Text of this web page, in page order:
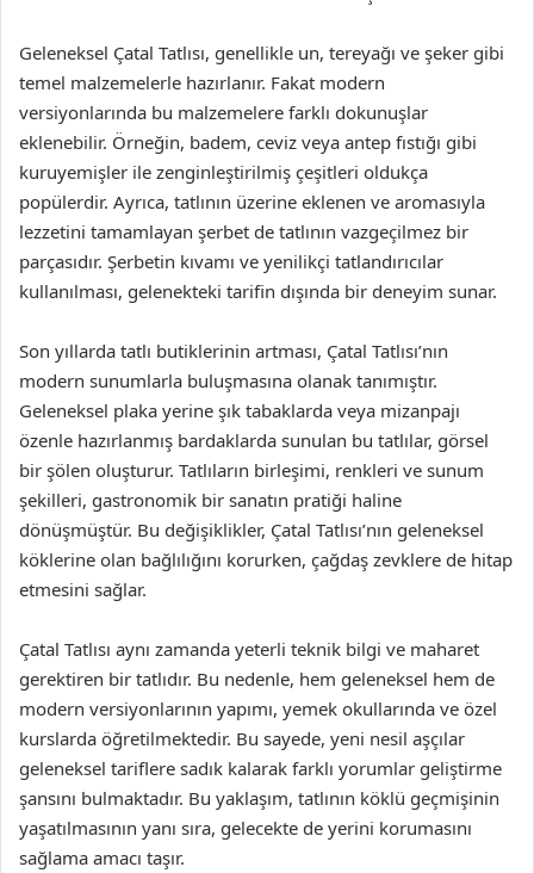
Geleneksel Çatal Tatlısı, genellikle un, tereyağı ve şeker gibi
temel malzemelerle hazırlanır. Fakat modern
versiyonlarında bu malzemelere farklı dokunuşlar
eklenebilir. Örneğin, badem, ceviz veya antep fıstığı gibi
kuruyemişler ile zenginleştirilmiş çeşitleri oldukça
popülerdir. Ayrıca, tatlının üzerine eklenen ve aromasıyla
lezzetini tamamlayan şerbet de tatlının vazgeçilmez bir
parçasıdır. Şerbetin kıvamı ve yenilikçi tatlandırıcılar
kullanılması, gelenekteki tarifin dışında bir deneyim sunar.
Son yıllarda tatlı butiklerinin artması, Çatal Tatlısı’nın
modern sunumlarla buluşmasına olanak tanımıştır.
Geleneksel plaka yerine şık tabaklarda veya mizanpajı
özenle hazırlanmış bardaklarda sunulan bu tatlılar, görsel
bir şölen oluşturur. Tatlıların birleşimi, renkleri ve sunum
şekilleri, gastronomik bir sanatın pratiği haline
dönüşmüştür. Bu değişiklikler, Çatal Tatlısı’nın geleneksel
köklerine olan bağlılığını korurken, çağdaş zevklere de hitap
etmesini sağlar.
Çatal Tatlısı aynı zamanda yeterli teknik bilgi ve maharet
gerektiren bir tatlıdır. Bu nedenle, hem geleneksel hem de
modern versiyonlarının yapımı, yemek okullarında ve özel
kurslarda öğretilmektedir. Bu sayede, yeni nesil aşçılar
geleneksel tariflere sadık kalarak farklı yorumlar geliştirme
şansını bulmaktadır. Bu yaklaşım, tatlının köklü geçmişinin
yaşatılmasının yanı sıra, gelecekte de yerini korumasını
sağlama amacı taşır.